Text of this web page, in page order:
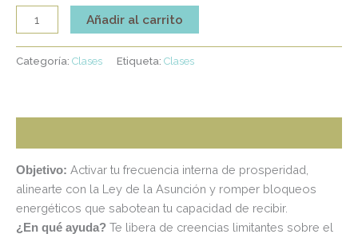
Añadir al carrito
Categoría: Clases Etiqueta: Clases
Objetivo: Activar tu frecuencia interna de prosperidad,
alinearte con la Ley de la Asunción y romper bloqueos
energéticos que sabotean tu capacidad de recibir.
¿En qué ayuda? Te libera de creencias limitantes sobre el